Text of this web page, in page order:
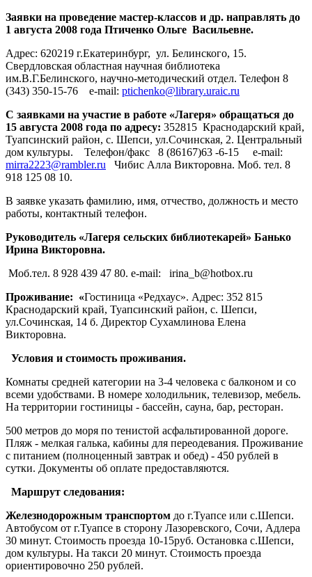
Заявки на проведение мастер-классов и др. направлять до
1 августа 2008 года Птиченко Ольге Васильевне.
Адрес: 620219 г.Екатеринбург, ул. Белинского, 15.
Свердловская областная научная библиотека
им.В.Г.Белинского, научно-методический отдел. Телефон 8
(343) 350-15-76 e-mail: ptichenko@library.uraic.ru
С заявками на участие в работе «Лагеря» обращаться до
15 августа 2008 года по адресу: 352815 Краснодарский край,
Туапсинский район, с. Шепси, ул.Сочинская, 2. Центральный
дом культуры. Телефон/факс 8 (86167)63 -6-15 e-mail:
mirra2223@rambler.ru Чибис Алла Викторовна. Моб. тел. 8
918 125 08 10.
В заявке указать фамилию, имя, отчество, должность и место
работы, контактный телефон.
Руководитель «Лагеря сельских библиотекарей» Банько
Ирина Викторовна.
Моб.тел. 8 928 439 47 80. e-mail: irina_b@hotbox.ru
Проживание: «Гостиница «Редхаус». Адрес: 352 815
Краснодарский край, Туапсинский район, с. Шепси,
ул.Сочинская, 14 б. Директор Сухамлинова Елена
Викторовна.
Условия и стоимость проживания.
Комнаты средней категории на 3-4 человека с балконом и со
всеми удобствами. В номере холодильник, телевизор, мебель.
На территории гостиницы - бассейн, сауна, бар, ресторан.
500 метров до моря по тенистой асфальтированной дороге.
Пляж - мелкая галька, кабины для переодевания. Проживание
с питанием (полноценный завтрак и обед) - 450 рублей в
сутки. Документы об оплате предоставляются.
Маршрут следования:
Железнодорожным транспортом до г.Туапсе или с.Шепси.
Автобусом от г.Туапсе в сторону Лазоревского, Сочи, Адлера
30 минут. Стоимость проезда 10-15руб. Остановка с.Шепси,
дом культуры. На такси 20 минут. Стоимость проезда
ориентировочно 250 рублей.